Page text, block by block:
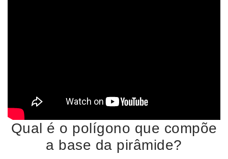
Qual é o polígono que compõe
a base da pirâmide?